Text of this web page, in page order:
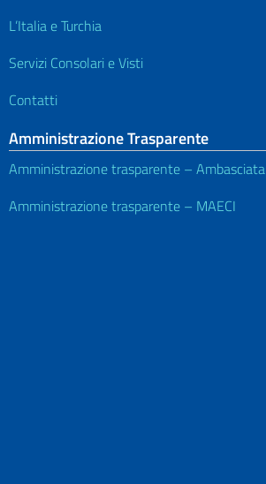
L’Italia e Turchia
Servizi Consolari e Visti
Contatti
Amministrazione Trasparente
Amministrazione trasparente – Ambasciata
Amministrazione trasparente – MAECI